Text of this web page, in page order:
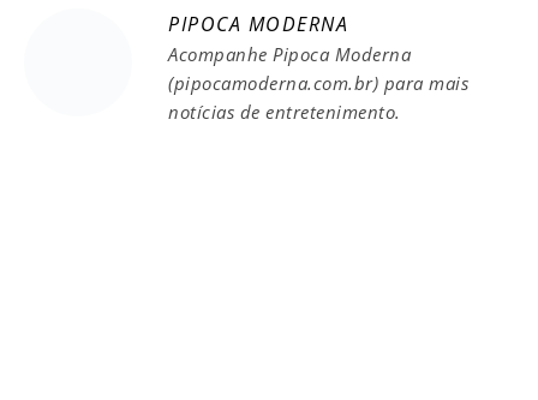
PIPOCA MODERNA
Acompanhe Pipoca Moderna
(pipocamoderna.com.br) para mais
notícias de entretenimento.